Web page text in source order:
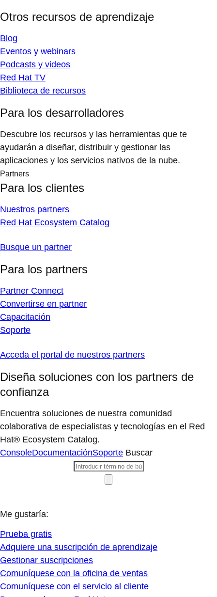
Otros recursos de aprendizaje
Blog
Eventos y webinars
Podcasts y videos
Red Hat TV
Biblioteca de recursos
Para los desarrolladores
Descubre los recursos y las herramientas que te
ayudarán a diseñar, distribuir y gestionar las
aplicaciones y los servicios nativos de la nube.
Partners
Para los clientes
Nuestros partners
Red Hat Ecosystem Catalog
Busque un partner
Para los partners
Partner Connect
Convertirse en partner
Capacitación
Soporte
Acceda el portal de nuestros partners
Diseña soluciones con los partners de
confianza
Encuentra soluciones de nuestra comunidad
colaborativa de especialistas y tecnologías en el Red
Hat® Ecosystem Catalog.
ConsoleDocumentaciónSoporte Buscar
Me gustaría:
Prueba gratis
Adquiere una suscripción de aprendizaje
Gestionar suscripciones
Comuníquese con la oficina de ventas
Comuníquese con el servicio al cliente